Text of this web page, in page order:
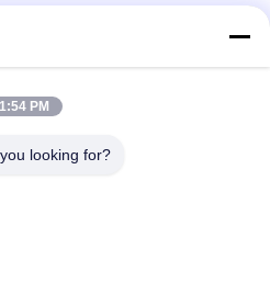
rapido
1:54 PM
looking for?